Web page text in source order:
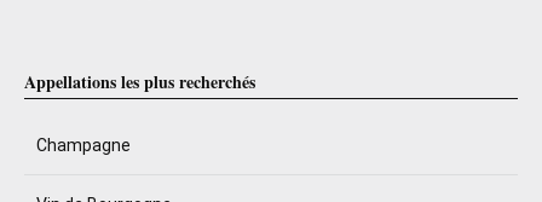
Appellations les plus recherchés
Champagne